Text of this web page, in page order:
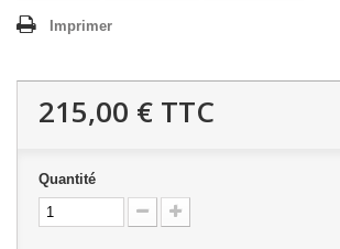
Imprimer
215,00 € TTC
Quantité